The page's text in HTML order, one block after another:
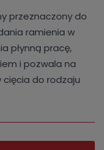
przeznaczony do
ramienia w
płynną pracę,
i pozwala na
do rodzaju